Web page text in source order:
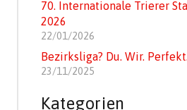
70. Internationale Trierer
2026
22/01/2026
Bezirksliga? Du. Wir. Perfekt.
23/11/2025
Kategorien